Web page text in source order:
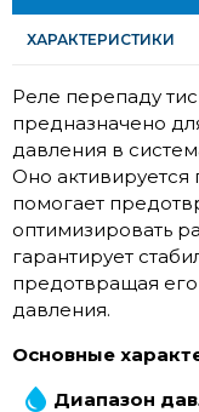
ХАРАКТЕРИСТИКИ
Реле перепаду
предназначено
давления в
Оно активируется
помогает
оптимизировать
гарантирует
предотвращая
давления.
Основные
Диапазон